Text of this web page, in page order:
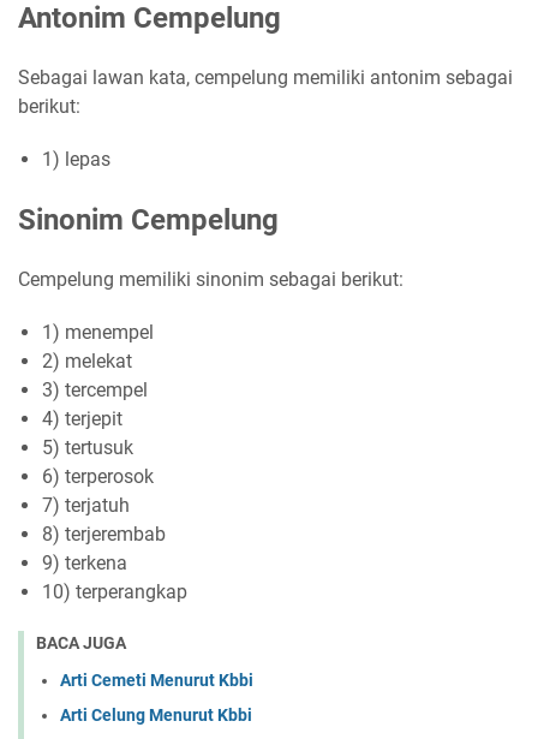
Antonim Cempelung
Sebagai lawan kata, cempelung memiliki antonim sebagai
berikut:
1) lepas
Sinonim Cempelung
Cempelung memiliki sinonim sebagai berikut:
1) menempel
2) melekat
3) tercempel
4) terjepit
5) tertusuk
6) terperosok
7) terjatuh
8) terjerembab
9) terkena
10) terperangkap
BACA JUGA
Arti Cemeti Menurut Kbbi
Arti Celung Menurut Kbbi